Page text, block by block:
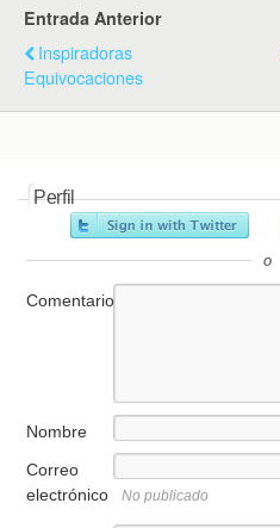
Entrada Anterior
Inspiradoras
Equivocaciones
Perfil
o
Comentario
Nombre
Correo
electrónico
No publicado